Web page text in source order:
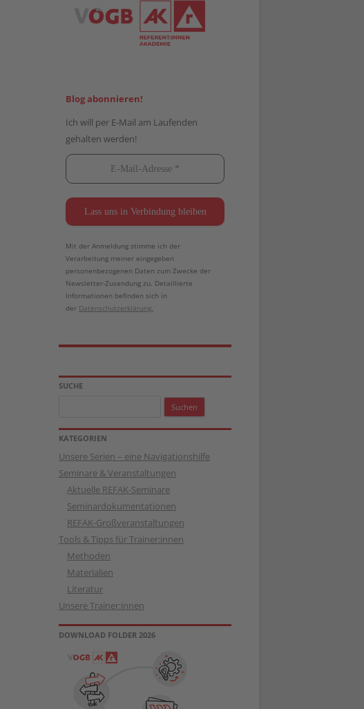
Blog abonnieren!
Ich will per E-Mail am Laufenden
gehalten werden!
Mit der Anmeldung stimme ich der
Verarbeitung meiner eingegeben
personenbezogenen Daten zum Zwecke der
Newsletter-Zusendung zu. Detaillierte
Informationen befinden sich in
der Datenschutzerklärung.
SUCHE
KATEGORIEN
Unsere Serien – eine Navigationshilfe
Seminare & Veranstaltungen
Aktuelle REFAK-Seminare
Seminardokumentationen
REFAK-Großveranstaltungen
Tools & Tipps für Trainer:innen
Methoden
Materialien
Literatur
Unsere Trainer:innen
DOWNLOAD FOLDER 2026